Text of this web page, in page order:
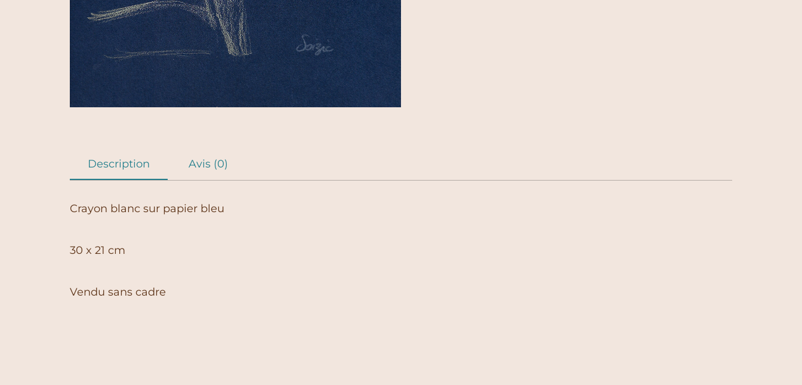
Description Avis (0)
Crayon blanc sur papier bleu
30 x 21 cm
Vendu sans cadre